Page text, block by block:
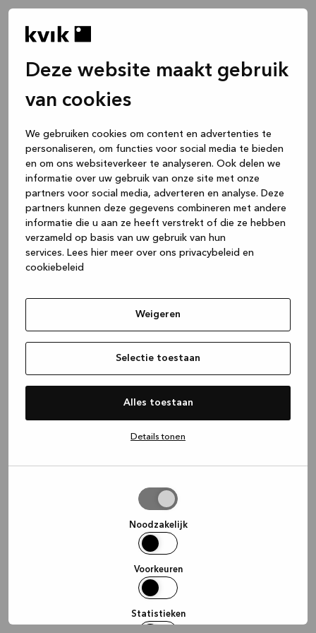
Deze website maakt gebruik
van cookies
We gebruiken cookies om content en advertenties te
personaliseren, om functies voor social media te bieden
en om ons websiteverkeer te analyseren. Ook delen we
informatie over uw gebruik van onze site met onze
partners voor social media, adverteren en analyse. Deze
partners kunnen deze gegevens combineren met andere
informatie die u aan ze heeft verstrekt of die ze hebben
verzameld op basis van uw gebruik van hun
services. Lees hier meer over ons privacybeleid en
cookiebeleid
Weigeren
Selectie toestaan
Alles toestaan
Details tonen
Noodzakelijk
Voorkeuren
Statistieken
(see the browser console for more
information).